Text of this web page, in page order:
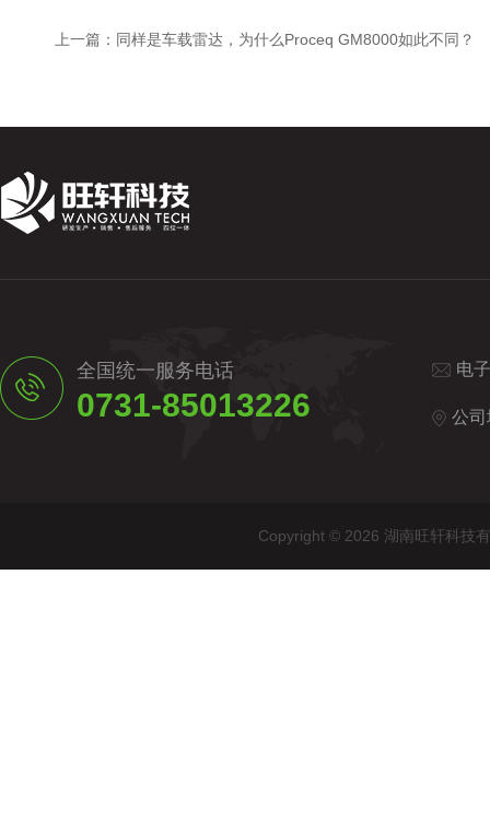
上一篇： 同样是车载雷达，为什么Proceq GM8000如此不同？
全国统一服务电话
0731-85013226
电
公
Copyright © 2026 湖南旺轩科技